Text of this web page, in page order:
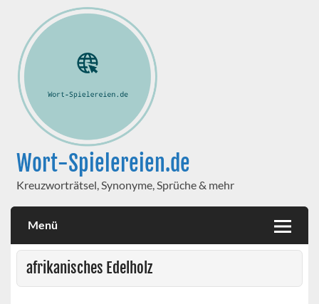
Wort-Spielereien.de
Kreuzworträtsel, Synonyme, Sprüche & mehr
Menü
afrikanisches Edelholz